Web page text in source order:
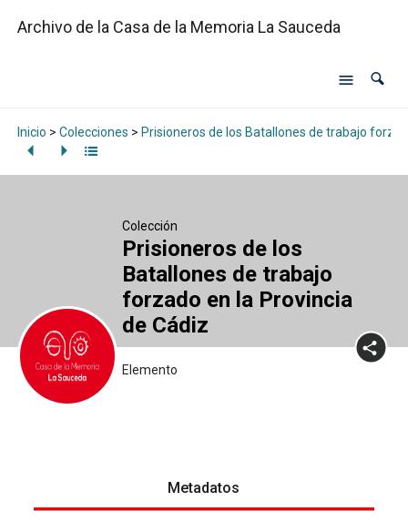
Archivo de la Casa de la Memoria La Sauceda
Inicio > Colecciones > Prisioneros de los Batallones de trabajo
Colección
Prisioneros de los
Batallones de trabajo
forzado en la Provincia
de Cádiz
Elemento
Metadatos